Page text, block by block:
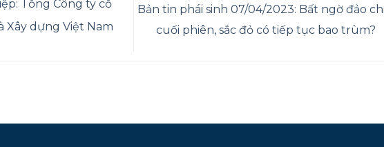
Tổng Công ty cổ
Xây dựng Việt Nam
Bản tin phái sinh 07/04/2023: Bất ngờ đảo
cuối phiên, sắc đỏ có tiếp tục bao trùm?